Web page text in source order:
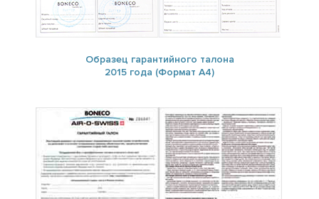
Образец гарантийного талона
2015 года (Формат А4)